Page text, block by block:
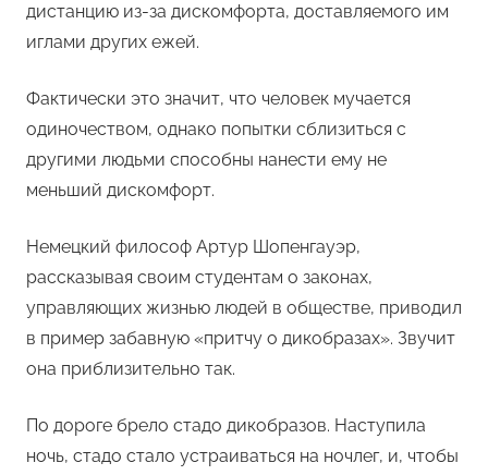
дистанцию из-за дискомфорта, доставляемого им
иглами других ежей.
Фактически это значит, что человек мучается
одиночеством, однако попытки сблизиться с
другими людьми способны нанести ему не
меньший дискомфорт.
Немецкий философ Артур Шопенгауэр,
рассказывая своим студентам о законах,
управляющих жизнью людей в обществе, приводил
в пример забавную «притчу о дикобразах». Звучит
она приблизительно так.
По дороге брело стадо дикобразов. Наступила
ночь, стадо стало устраиваться на ночлег, и, чтобы